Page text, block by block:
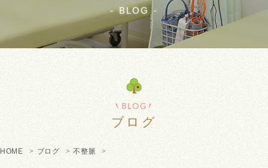
BLOG
BLOG
ブログ
HOME ブログ 不整脈